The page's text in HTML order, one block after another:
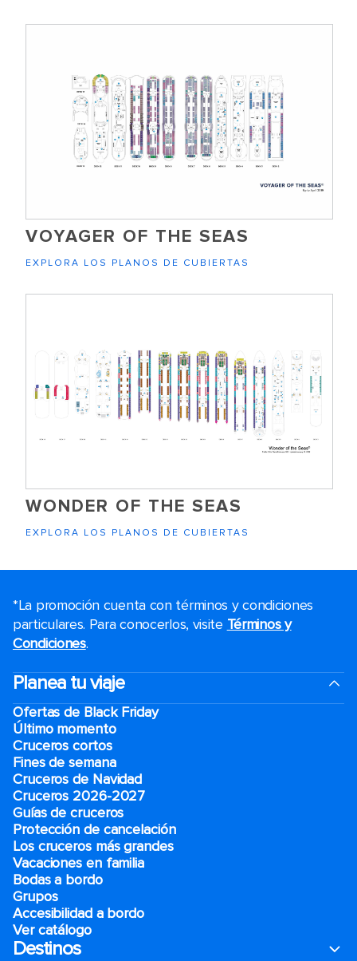
VOYAGER OF THE SEAS
EXPLORA LOS PLANOS DE CUBIERTAS
WONDER OF THE SEAS
EXPLORA LOS PLANOS DE CUBIERTAS
*La promoción cuenta con términos y condiciones
particulares. Para conocerlos, visite Términos y
Condiciones.
Planea tu viaje
Ofertas de Black Friday
Último momento
Cruceros cortos
Fines de semana
Cruceros de Navidad
Cruceros 2026-2027
Guías de cruceros
Protección de cancelación
Los cruceros más grandes
Vacaciones en familia
Bodas a bordo
Grupos
Accesibilidad a bordo
Ver catálogo
Destinos